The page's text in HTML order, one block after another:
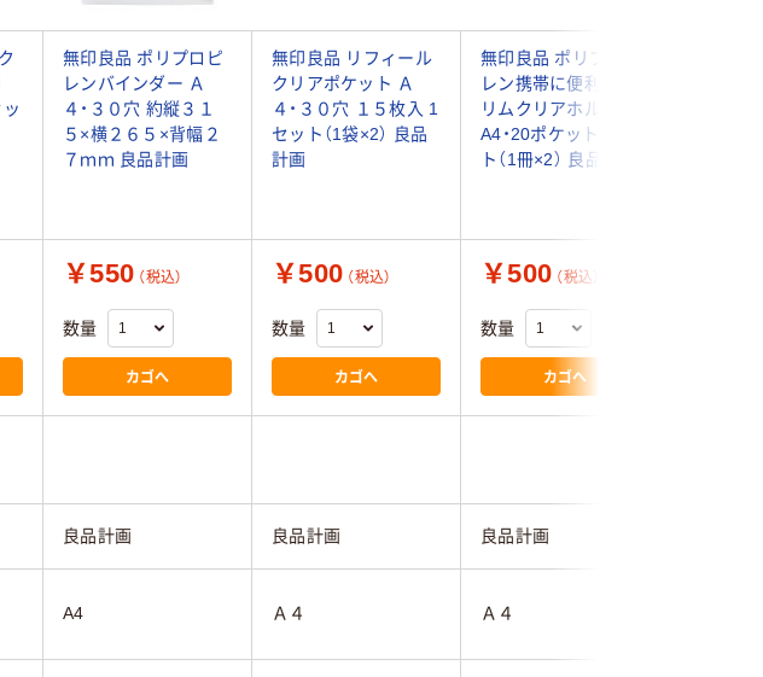
無印良品 ポリプロピ
レンバインダー Ａ
４・３０穴 約縦３１
５×横２６５×背幅２
７ｍｍ 良品計画
無印良品 リフィール
クリアポケット Ａ
４・３０穴 １５枚入 1
セット（1袋×2） 良品
計画
無印良品 ポリプロピ
レン携帯に便利なス
リムクリアホルダー
A4・20ポケット 1セッ
ト（1冊×2） 良品計画
￥550 （税込）
数量
カゴへ
￥500 （税込）
数量
カゴへ
￥500 （税込）
数量
カゴへ
良品計画 良品計画 良品計画
A4 Ａ４ Ａ４